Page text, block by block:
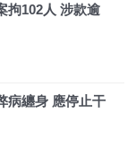
拘102人 涉款逾
病纏身 應停止干